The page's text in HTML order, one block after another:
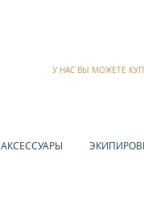
У НАС ВЫ МОЖЕТЕ
АКСЕССУАРЫ